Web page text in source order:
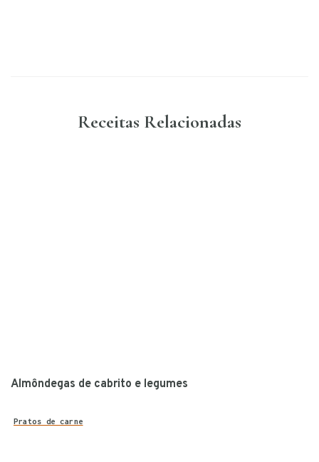
Receitas Relacionadas
Almôndegas de cabrito e legumes
Pratos de carne